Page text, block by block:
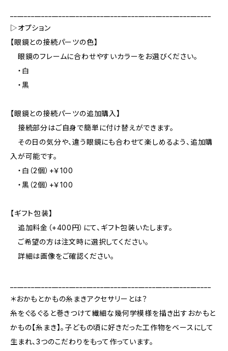
▷オプション
【眼鏡との接続パーツの色】
眼鏡のフレームに合わせやすいカラーをお選びください。
・白
・黒
【眼鏡との接続パーツの追加購入】
接続部分はご自身で簡単に付け替えができます。
その日の気分や、違う眼鏡にも合わせて楽しめるよう、追加購
入が可能です。
・白（2個）+￥100
・黒（2個）+￥100
【ギフト包装】
追加料金（+400円）にて、ギフト包装いたします。
ご希望の方は注文時に選択してください。
詳細は画像をご確認ください。
＊おかもとかもの糸まきアクセサリーとは？
糸をぐるぐると巻きつけて繊細な幾何学模様を描き出すおかもと
かもの【糸まき】。子どもの頃に好きだった工作物をベースにして
生まれ、3つのこだわりをもって作っています。